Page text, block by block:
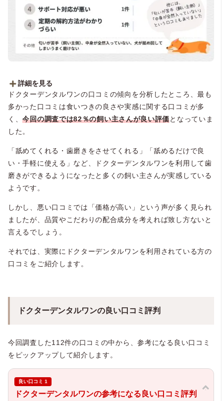
詳細を見る
・舐めてくれる・歯磨きをさせてくれる：54件
・舐めるだけで良い・手軽に使える：26件
・リピート購入している・したい：18件
・歯垢・汚れが取れた：9件 ※ブラッシング効果による
・ヒューマングレード・素材が安心安全：3件
・獣医師・ドッグトレーナー共同開発で安心：2件
・人間でも美味しく感じる：1件
・価格が高い：16件
・宣伝のような実感はない：7件
・サポート対応が悪い：1件
・匂いが苦手（飼い主側）：1件
・中身が中身が全然入っていない：1件
ドクターデンタルワンの口コミの傾向を分析したところ、最も
多かった口コミは食いつきの良さや実感に関する口コミが多
く、今回の調査では82％の飼い主さんが良い評価となっていま
した。
「舐めてくれる・歯磨きをさせてくれる」「舐めるだけで良
い・手軽に使える」など、ドクターデンタルワンを利用して歯
磨きができるようになったと多くの飼い主さんが実感している
ようです。
しかし、悪い口コミでは「価格が高い」という声が多く見られ
ましたが、品質やこだわりの配合成分を考えれば致し方ないと
言えるでしょう。
それでは、実際にドクターデンタルワンを利用されている方の
口コミをご紹介します。
ドクターデンタルワンの良い口コミ評判
今回調査した112件の口コミの中から、参考になる良い口コミ
をピックアップして紹介します。
良い口コミ 1
ドクターデンタルワンの参考になる良い口コミ評判